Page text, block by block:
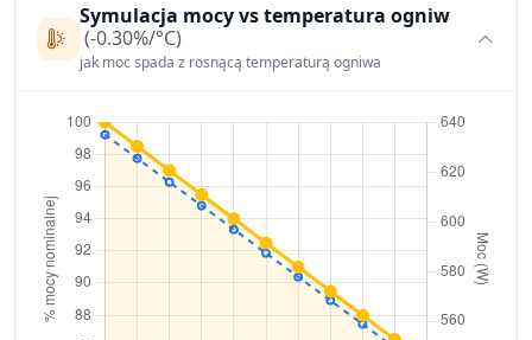
Symulacja mocy vs temperatura ogniw
(-0.30%/°C)
jak moc spada z rosnącą temperaturą ogniwa